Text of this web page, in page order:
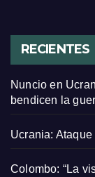
RECIENTES
Nuncio en
bendicen la
Ucrania:
Colombo: “La